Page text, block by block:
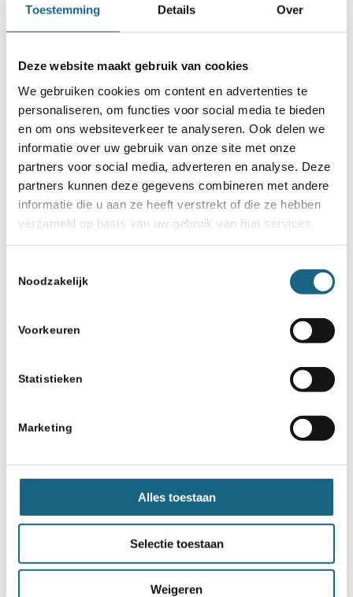
Toestemming Details Over
Deze website maakt gebruik van cookies
We gebruiken cookies om content en advertenties te
personaliseren, om functies voor social media te bieden
en om ons websiteverkeer te analyseren. Ook delen we
informatie over uw gebruik van onze site met onze
partners voor social media, adverteren en analyse. Deze
partners kunnen deze gegevens combineren met andere
informatie die u aan ze heeft verstrekt of die ze hebben
verzameld op basis van uw gebruik van hun services.
Noodzakelijk
Voorkeuren
Statistieken
Marketing
Alles toestaan
Selectie toestaan
Weigeren
Website
Top 10 snel gegroeide clubs over
2025
3 S.V. Het Wijchen 23
4 S.V. Purmeren 22